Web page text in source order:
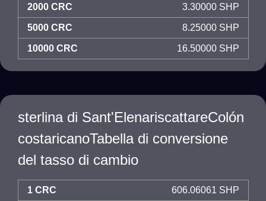
2000 CRC 3.30000 SHP
5000 CRC 8.25000 SHP
10000 CRC 16.50000 SHP
sterlina di Sant'ElenariscattareColón
costaricanoTabella di conversione
del tasso di cambio
1 CRC 606.06061 SHP